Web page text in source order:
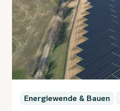
Energiewende & Bauen